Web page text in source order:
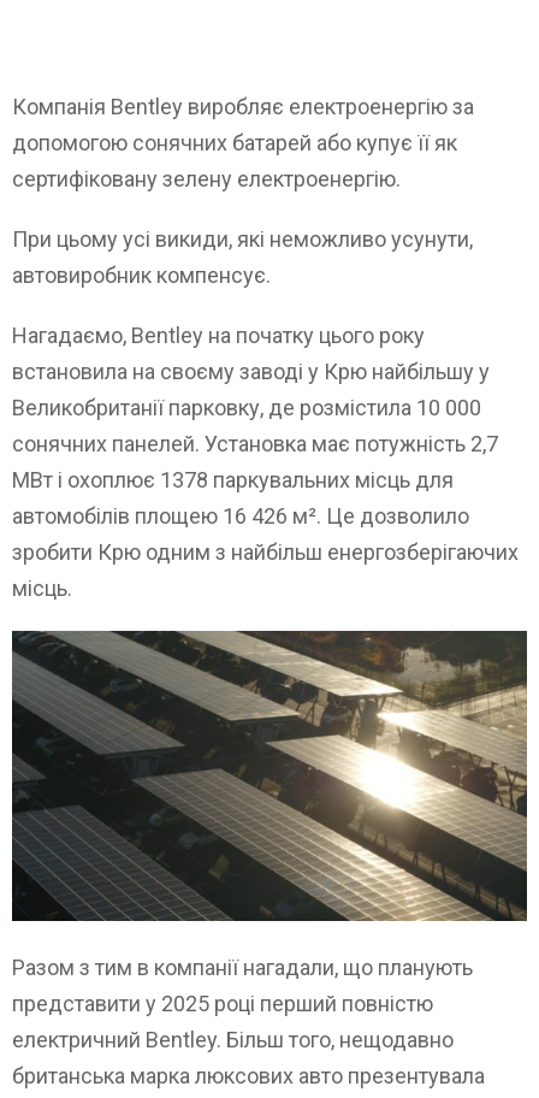
Компанія Bentley виробляє електроенергію за
допомогою сонячних батарей або купує її як
сертифіковану зелену електроенергію.
При цьому усі викиди, які неможливо усунути,
автовиробник компенсує.
Нагадаємо, Bentley на початку цього року
встановила на своєму заводі у Крю найбільшу у
Великобританії парковку, де розмістила 10 000
сонячних панелей. Установка має потужність 2,7
МВт і охоплює 1378 паркувальних місць для
автомобілів площею 16 426 м². Це дозволило
зробити Крю одним з найбільш енергозберігаючих
місць.
Разом з тим в компанії нагадали, що планують
представити у 2025 році перший повністю
електричний Bentley. Більш того, нещодавно
британська марка люксових авто презентувала